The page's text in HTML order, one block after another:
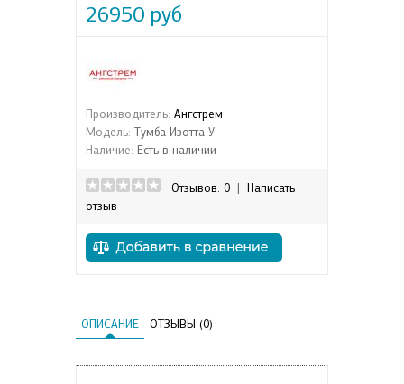
26950 руб
Производитель: Ангстрем
Модель: Тумба Изотта У
Наличие: Есть в наличии
Отзывов: 0
Написать
отзыв
ОПИСАНИЕ ОТЗЫВЫ (0)